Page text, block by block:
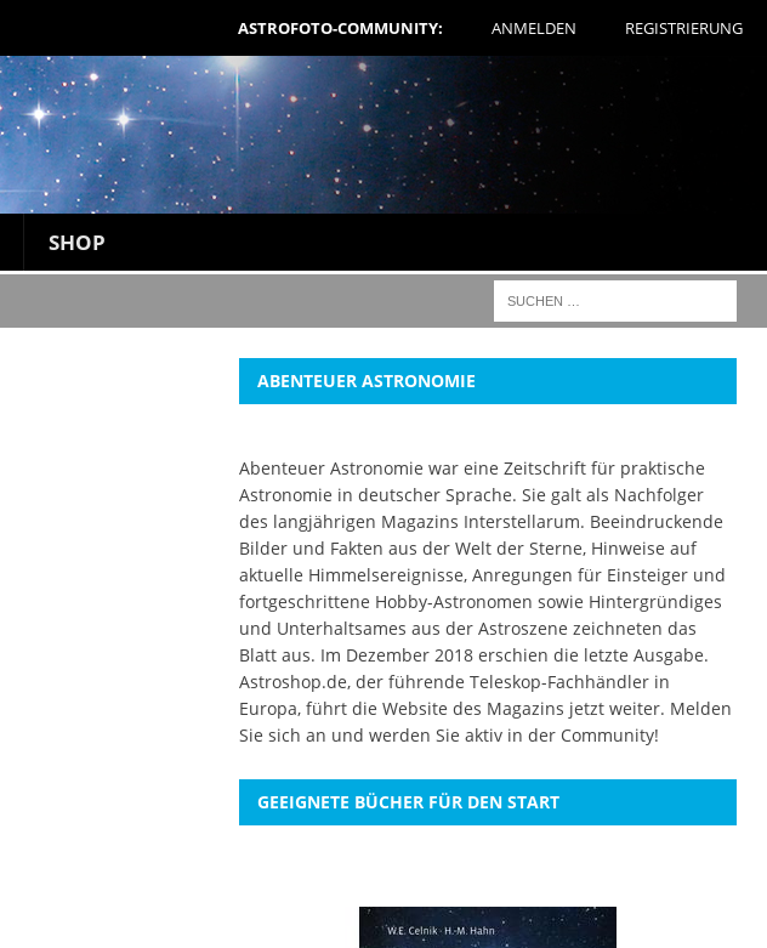
ASTROFOTO-COMMUNITY: ANMELDEN REGISTRIERUNG
SHOP
ABENTEUER ASTRONOMIE
Abenteuer Astronomie war eine Zeitschrift für praktische
Astronomie in deutscher Sprache. Sie galt als Nachfolger
des langjährigen Magazins Interstellarum. Beeindruckende
Bilder und Fakten aus der Welt der Sterne, Hinweise auf
aktuelle Himmelsereignisse, Anregungen für Einsteiger und
fortgeschrittene Hobby-Astronomen sowie Hintergründiges
und Unterhaltsames aus der Astroszene zeichneten das
Blatt aus. Im Dezember 2018 erschien die letzte Ausgabe.
Astroshop.de, der führende Teleskop-Fachhändler in
Europa, führt die Website des Magazins jetzt weiter. Melden
Sie sich an und werden Sie aktiv in der Community!
GEEIGNETE BÜCHER FÜR DEN START